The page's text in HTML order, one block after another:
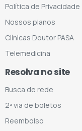
Política de Privacidade
Nossos planos
Clínicas Doutor PASA
Telemedicina
Resolva no site
Busca de rede
2ª via de boletos
Reembolso